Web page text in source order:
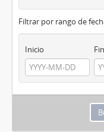
Filtrar por rango de
Inicio Fin